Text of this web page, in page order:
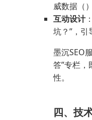
威数据（）
互动设计
坑？”，引
墨沉SEO
答”专栏
性。
四、技